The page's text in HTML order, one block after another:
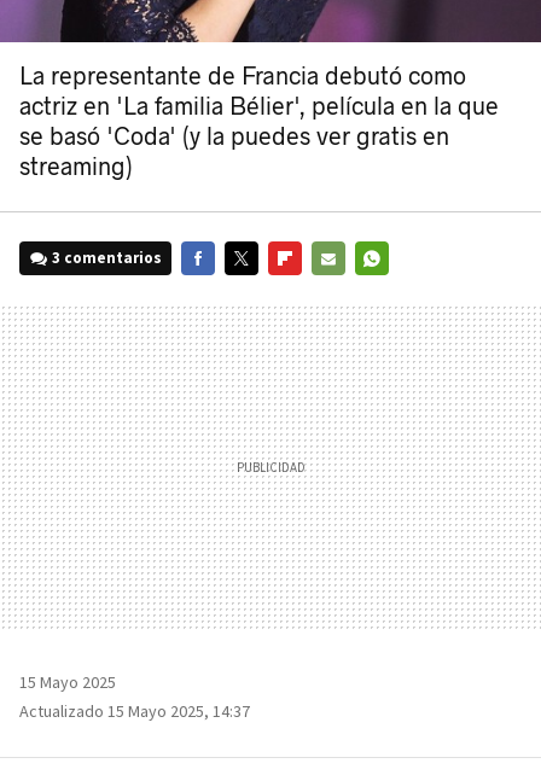
La representante de Francia debutó como
actriz en 'La familia Bélier', película en la que
se basó 'Coda' (y la puedes ver gratis en
streaming)
3 comentarios
MAIL
15 Mayo 2025
Actualizado 15 Mayo 2025, 14:37